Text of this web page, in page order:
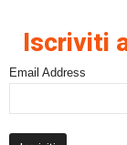
Iscriviti
Email Address